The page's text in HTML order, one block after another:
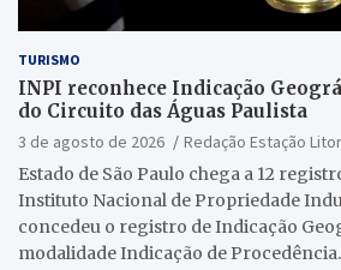
TURISMO
INPI reconhece Indicação
do Circuito das Águas Paulista
3 de agosto de 2026
Redação Estação
Estado de São Paulo chega a 12
Instituto Nacional de Propriedade
concedeu o registro de Indicação
modalidade Indicação de